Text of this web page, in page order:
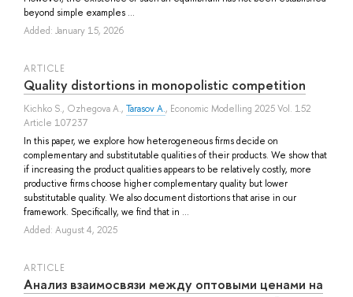
beyond simple examples ...
Added: January 15, 2026
ARTICLE
Quality distortions in monopolistic competition
Kichko S., Ozhegova A., Tarasov A., Economic Modelling 2025 Vol. 152
Article 107237
In this paper, we explore how heterogeneous firms decide on
complementary and substitutable qualities of their products. We show that
if increasing the product qualities appears to be relatively costly, more
productive firms choose higher complementary quality but lower
substitutable quality. We also document distortions that arise in our
framework. Specifically, we find that in ...
Added: August 4, 2025
ARTICLE
Анализ взаимосвязи между оптовыми ценами на